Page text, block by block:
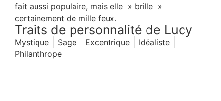
fait aussi populaire, mais elle » brille »
certainement de mille feux.
Traits de personnalité de Lucy
Mystique Sage Excentrique
Idéaliste
Philanthrope